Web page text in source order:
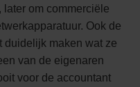
om commerciële
Ook de
duidelijk maken wat ze
van de eigenaren
voor de accountant